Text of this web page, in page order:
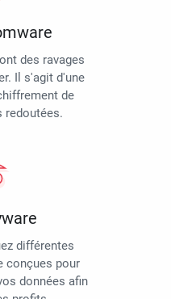
des ravages
Il s'agit d'une
de
redoutées.
différentes
conçues pour
données afin